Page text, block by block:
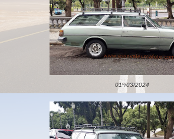
01º/03/2024